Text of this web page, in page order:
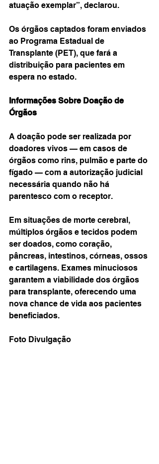
atuação exemplar”, declarou.
Os órgãos captados foram enviados
ao Programa Estadual de
Transplante (PET), que fará a
distribuição para pacientes em
espera no estado.
Informações Sobre Doação de
Órgãos
A doação pode ser realizada por
doadores vivos — em casos de
órgãos como rins, pulmão e parte do
fígado — com a autorização judicial
necessária quando não há
parentesco com o receptor.
Em situações de morte cerebral,
múltiplos órgãos e tecidos podem
ser doados, como coração,
pâncreas, intestinos, córneas, ossos
e cartilagens. Exames minuciosos
garantem a viabilidade dos órgãos
para transplante, oferecendo uma
nova chance de vida aos pacientes
beneficiados.
Foto Divulgação